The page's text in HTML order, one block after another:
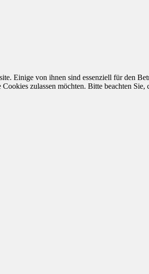
Einige von ihnen sind essenziell für den
Cookies zulassen möchten. Bitte beachten